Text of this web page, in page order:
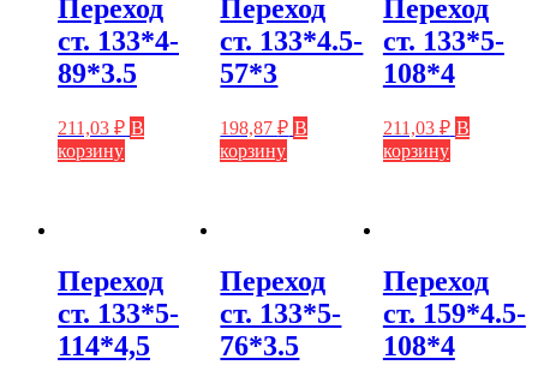
Переход
ст. 133*4-
89*3.5
211,03 ₽ В
корзину
Переход
ст. 133*4.5-
57*3
198,87₽ В
корзину
Переход
ст. 133*5-
108*4
211,03 ₽ В
корзину
Переход
ст. 133*5-
114*4,5
Переход
ст. 133*5-
76*3.5
Переход
ст. 159*4.5-
108*4